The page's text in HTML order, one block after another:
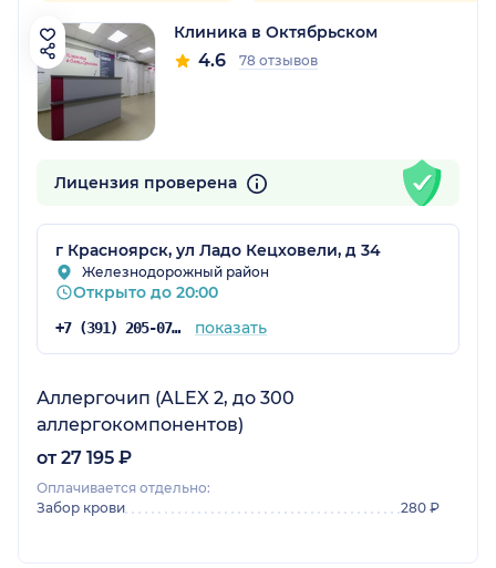
Клиника в Октябрьском
4.6 78 отзывов
Лицензия проверена
г Красноярск, ул Ладо Кецховели, д 34
Железнодорожный район
Открыто до 20:00
+7 (391) 205-07-48 показать
Аллергочип (ALEX 2, до 300
аллергокомпонентов)
от 27 195 ₽
Оплачивается отдельно:
Забор крови
280 ₽